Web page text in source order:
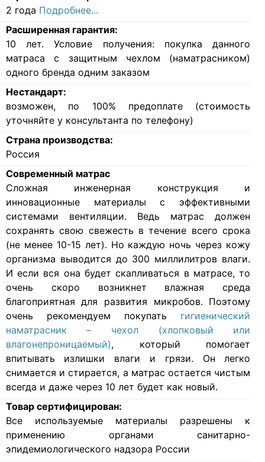
2 года Подробнее...
Расширенная гарантия:
10 лет. Условие получения: покупка данного
матраса с защитным чехлом (наматрасником)
одного бренда одним заказом
Нестандарт:
возможен, по 100% предоплате (стоимость
уточняйте у консультанта по телефону)
Страна производства:
Россия
Современный матрас
Cложная инженерная конструкция и
инновационные материалы с эффективными
системами вентиляции. Ведь матрас должен
сохранять свою свежесть в течение всего срока
(не менее 10-15 лет). Но каждую ночь через кожу
организма выводится до 300 миллилитров влаги.
И если вся она будет скапливаться в матрасе, то
очень скоро возникнет влажная среда
благоприятная для развития микробов. Поэтому
очень рекомендуем покупать гигиенический
наматрасник – чехол (хлопковый или
влагонепроницаемый), который помогает
впитывать излишки влаги и грязи. Он легко
снимается и стирается, а матрас остается чистым
всегда и даже через 10 лет будет как новый.
Товар сертифицирован:
Все используемые материалы разрешены к
применению органами санитарно-
эпидемиологического надзора России